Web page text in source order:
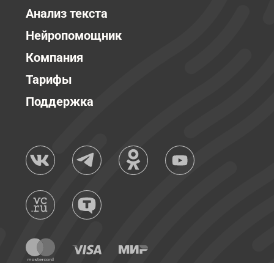
Анализ текста
Нейропомощник
Компания
Тарифы
Поддержка